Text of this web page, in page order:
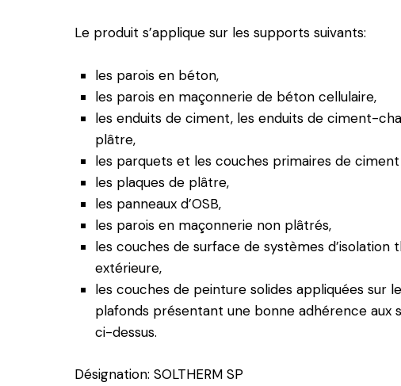
Le produit s’applique sur les supports suivants:
les parois en béton,
les parois en maçonnerie de béton cellulaire,
les enduits de ciment, les enduits de ciment-
plâtre,
les parquets et les couches primaires de ciment
les plaques de plâtre,
les panneaux d’OSB,
les parois en maçonnerie non plâtrés,
les couches de surface de systèmes d’isolation
extérieure,
les couches de peinture solides appliquées sur
plafonds présentant une bonne adhérence aux
ci-dessus.
Désignation: SOLTHERM SP